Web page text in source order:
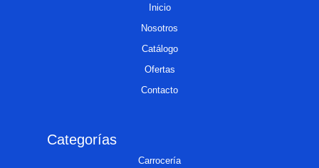
Inicio
Nosotros
Catálogo
Ofertas
Contacto
Categorías
Carrocería